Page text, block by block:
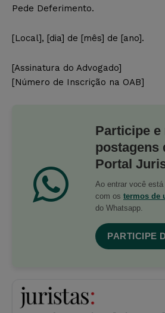
Pede Deferimento.
[Local], [dia] de [mês] de [ano].
[Assinatura do Advogado]
[Número de Inscrição na OAB]
Participe e
postagens
Portal
Ao entrar você
com os termos de
do Whatsapp.
PARTICIPE